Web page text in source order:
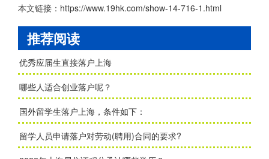
本文链接： https://www.19hk.com/show-14-716-1.html
推荐阅读
优秀应届生直接落户上海
哪些人适合创业落户呢？
国外留学生落户上海，条件如下：
留学人员申请落户对劳动(聘用)合同的要求?